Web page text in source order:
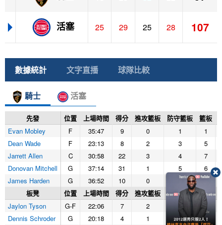
活塞 25 29 25 28 107
數據統計 文字直播 球隊比較
騎士 活塞
先發 位置 上場時間 得分 進攻籃板 防守籃板 籃板
Evan Mobley
F 35:47 9 0 1
1
Dean Wade
F 23:13 8 2 3
5
Jarrett Allen
C 30:58 22 3 4
7
Donovan Mitchell
G 37:14 31 1 5
6
James Harden
G 36:52 10 0 6
6
板凳
位置 上場時間 得分 進攻籃板 防守籃板 籃板
Jaylon Tyson
G-F 22:06 7 2 3
5
Dennis Schroder
G 20:18 4 1 2
3